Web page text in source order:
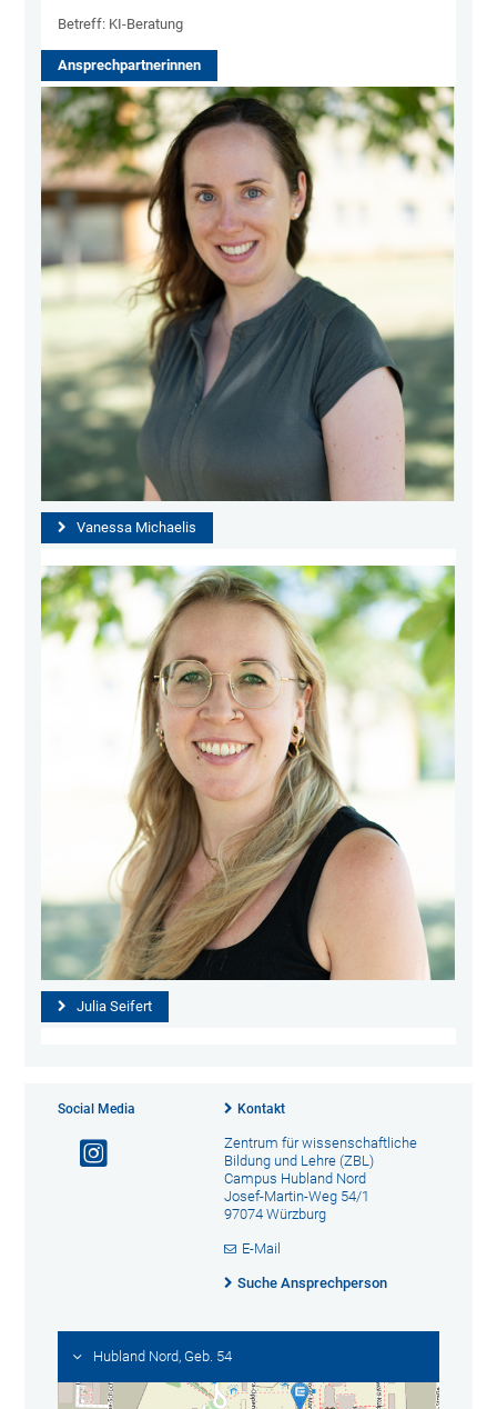
Betreff: KI-Beratung
Ansprechpartnerinnen
Vanessa Michaelis
Julia Seifert
Social Media Kontakt
Zentrum für wissenschaftliche
Bildung und Lehre (ZBL)
Campus Hubland Nord
Josef-Martin-Weg 54/1
97074 Würzburg
E-Mail
Suche Ansprechperson
Hubland Nord, Geb. 54